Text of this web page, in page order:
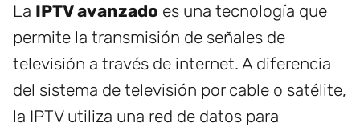
La IPTV avanzado es una tecnología que
permite la transmisión de señales de
televisión a través de internet. A diferencia
del sistema de televisión por cable o satélite,
la IPTV utiliza una red de datos para